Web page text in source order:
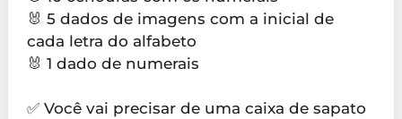
🐰 5 dados de imagens com a inicial de
cada letra do alfabeto
🐰 1 dado de numerais
✅ Você vai precisar de uma caixa de sapato